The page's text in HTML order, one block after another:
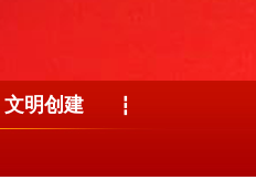
文明创建 ┇